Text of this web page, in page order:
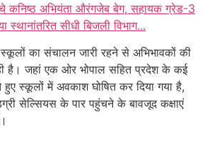
कनिष्ठ अभियंता औरंगजेब बेग, सहायक ग्रेड-3
स्थानांतरित सीधी बिजली विभाग...
का संचालन जारी रहने से अभिभावकों की
है। जहां एक ओर भोपाल सहित प्रदेश के कई
हुए स्कूलों में अवकाश घोषित कर दिया गया है,
सेल्सियस के पार पहुंचने के बावजूद कक्षाएं